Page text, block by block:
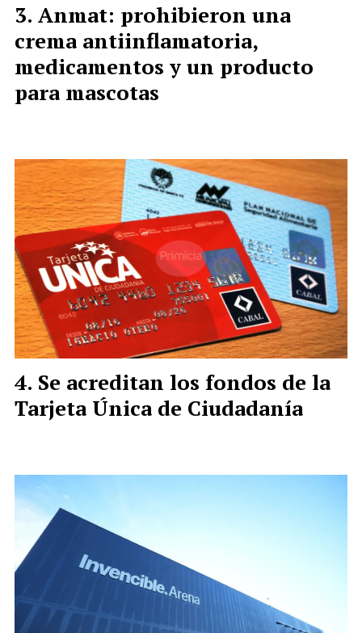
Anmat: prohibieron una
crema antiinflamatoria,
medicamentos y un producto
para mascotas
Se acreditan los fondos de la
Tarjeta Única de Ciudadanía